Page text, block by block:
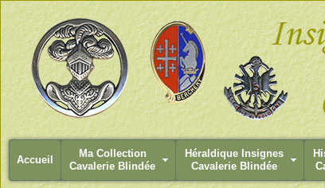
Accueil
Ma Collection
Cavalerie Blindée
Héraldique Insignes
Cavalerie Blindée